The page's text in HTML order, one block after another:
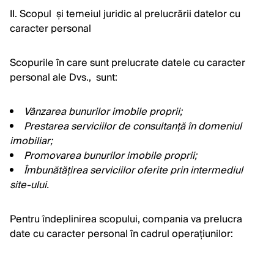
II. Scopul și temeiul juridic al prelucrării datelor cu
caracter personal
Scopurile în care sunt prelucrate datele cu caracter
personal ale Dvs., sunt:
Vânzarea bunurilor imobile proprii;
Prestarea serviciilor de consultanță în domeniul
imobiliar;
Promovarea bunurilor imobile proprii;
Îmbunătățirea serviciilor oferite prin intermediul
site-ului.
Pentru îndeplinirea scopului, compania va prelucra
date cu caracter personal în cadrul operațiunilor: